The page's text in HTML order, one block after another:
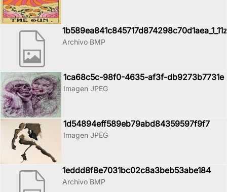
Archivo BMP
1ca68c5c-98f0-4635-af3f-db9273b7731e
Imagen JPEG
1d54894eff589eb79abd84359597f9f7
Imagen JPEG
1eddd8f8e7031bc02c8a3beb53abe184
Archivo BMP